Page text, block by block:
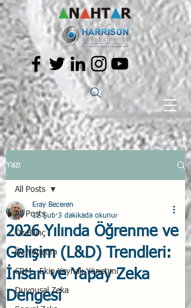
Yazı
All Posts
Öz Bilinç
Öz Yönetim
CRM - Ekip Kaynak Yönetimi
Duygusal Zeka
All Posts
2026 Yılında Öğrenme ve
Gelişim (L&D) Trendleri:
İnsan ve Yapay Zeka
Dengesi
Eray Beceren
12 Şub 3 dakikada okunur